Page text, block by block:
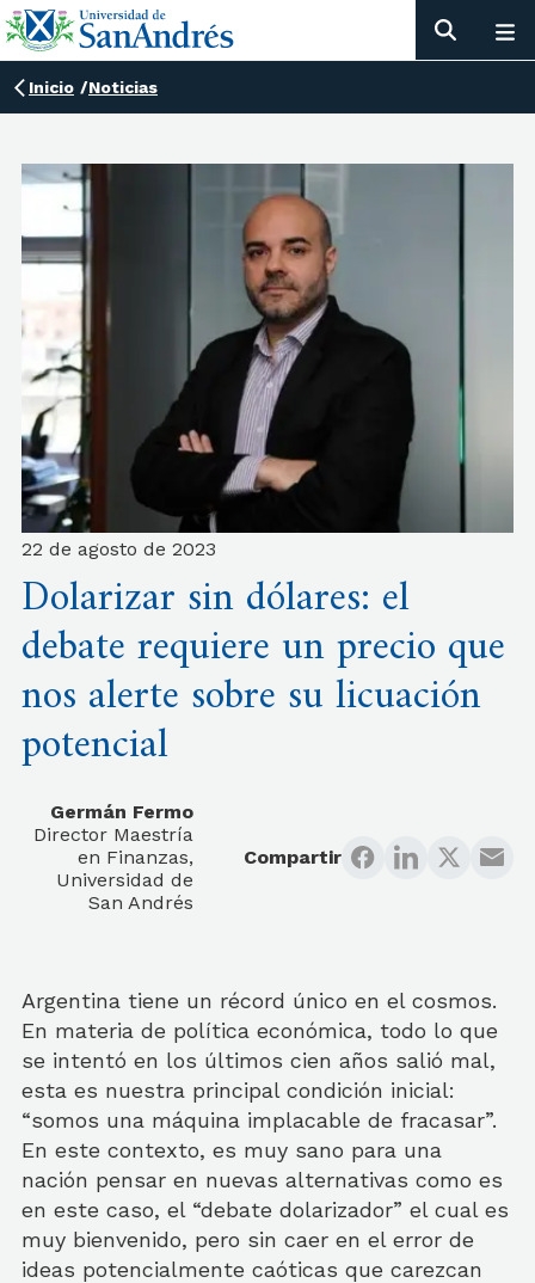
Inicio /Noticias
22 de agosto de 2023
Dolarizar sin dólares: el
debate requiere un precio que
nos alerte sobre su licuación
potencial
Germán Fermo
Director Maestría
en Finanzas,
Universidad de
San Andrés
Compartir
Argentina tiene un récord único en el cosmos.
En materia de política económica, todo lo que
se intentó en los últimos cien años salió mal,
esta es nuestra principal condición inicial:
“somos una máquina implacable de fracasar”.
En este contexto, es muy sano para una
nación pensar en nuevas alternativas como es
en este caso, el “debate dolarizador” el cual es
muy bienvenido, pero sin caer en el error de
ideas potencialmente caóticas que carezcan